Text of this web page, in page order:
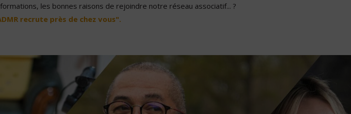
les bonnes raisons de rejoindre notre réseau associatif... ?
recrute près de chez vous".